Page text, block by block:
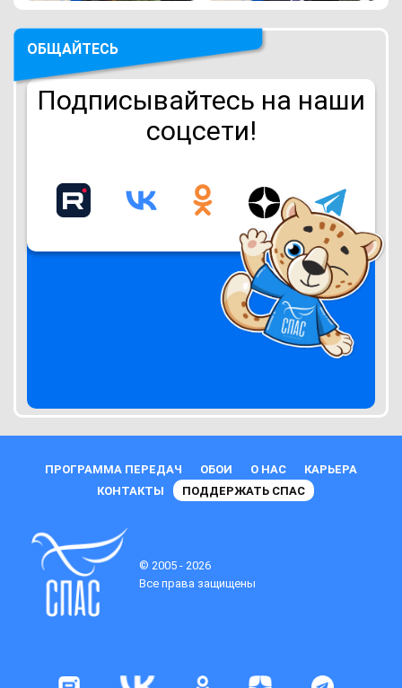
ОБЩАЙТЕСЬ
Подписывайтесь на наши
соцсети!
ПРОГРАММА ПЕРЕДАЧ ОБОИ О НАС
КАРЬЕРА
КОНТАКТЫ
ПОДДЕРЖАТЬ СПАС
© 2005 - 2026
Все права защищены